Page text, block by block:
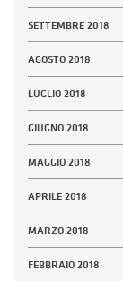
SETTEMBRE 2018
AGOSTO 2018
LUGLIO 2018
GIUGNO 2018
MAGGIO 2018
APRILE 2018
MARZO 2018
FEBBRAIO 2018